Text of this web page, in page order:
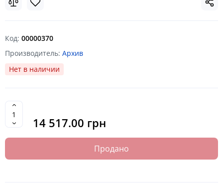
Код: 00000370
Производитель: Архив
Нет в наличии
14 517.00 грн
Продано